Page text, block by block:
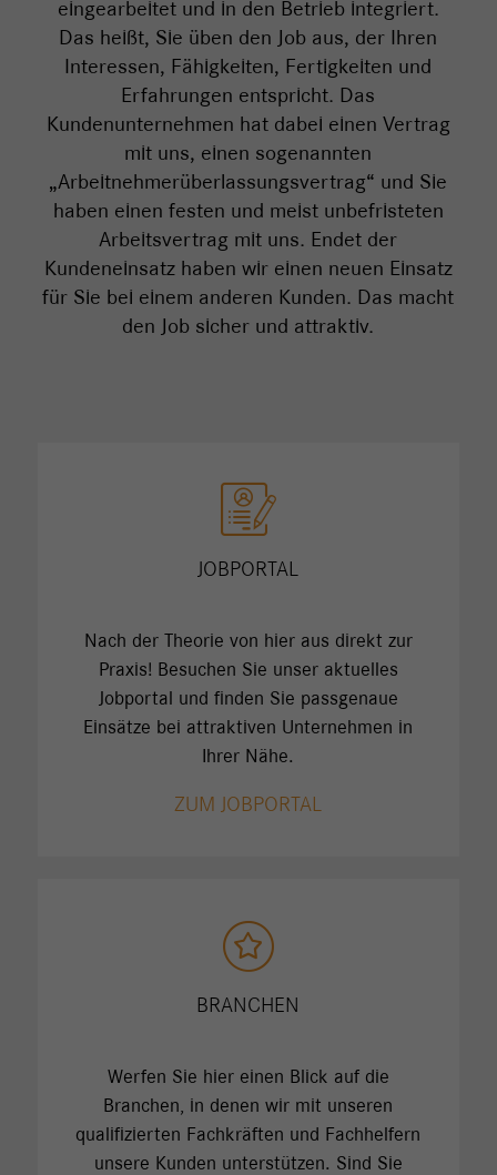
eingearbeitet und in den Betrieb integriert.
Das heißt, Sie üben den Job aus, der Ihren
Interessen, Fähigkeiten, Fertigkeiten und
Erfahrungen entspricht. Das
Kundenunternehmen hat dabei einen Vertrag
mit uns, einen sogenannten
„Arbeitnehmerüberlassungsvertrag“ und Sie
haben einen festen und meist unbefristeten
Arbeitsvertrag mit uns. Endet der
Kundeneinsatz haben wir einen neuen Einsatz
für Sie bei einem anderen Kunden. Das macht
den Job sicher und attraktiv.
JOBPORTAL
Nach der Theorie von hier aus direkt zur
Praxis! Besuchen Sie unser aktuelles
Jobportal und finden Sie passgenaue
Einsätze bei attraktiven Unternehmen in
Ihrer Nähe.
ZUM JOBPORTAL
BRANCHEN
Werfen Sie hier einen Blick auf die
Branchen, in denen wir mit unseren
qualifizierten Fachkräften und Fachhelfern
unsere Kunden unterstützen. Sind Sie